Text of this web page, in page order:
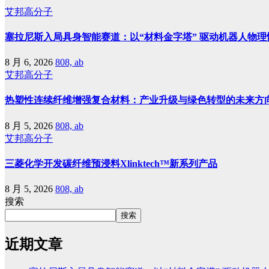
艾邦高分子
塞拉尼斯入局具身智能赛道：以“材料金字塔” 驱动机器人物
8 月 6, 2026 808, ab
艾邦高分子
热塑性连续纤维增强复合材料：产业升级与绿色转型的未来方
8 月 5, 2026 808, ab
艾邦高分子
三菱化学开发碳纤维预浸料Xlinktech™新系列产品
8 月 5, 2026 808, ab
搜索
搜索
近期文章